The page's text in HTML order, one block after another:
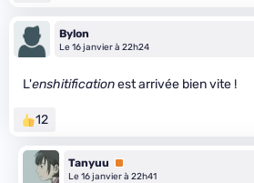
Bylon
Le 16 janvier à 22h24
L'enshitificationest arrivée bien vite !
12
Tanyuu
Premium
Le 16 janvier à 22h41